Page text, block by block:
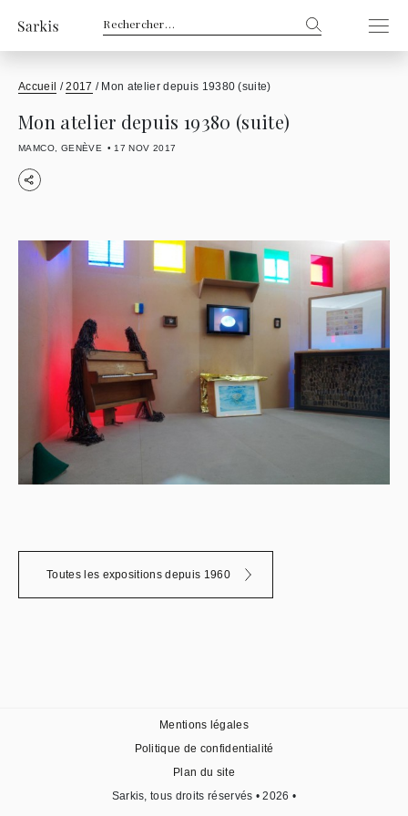
Rechercher :
Accueil /2017 / Mon atelier depuis 19380 (suite)
Mon atelier depuis 19380 (suite)
MAMCO, GENÈVE 17 NOV 2017
Toutes les expositions depuis 1960
Sarkis, tous droits réservés • 2026 •
Mentions légales
Politique de confidentialité
Plan du site